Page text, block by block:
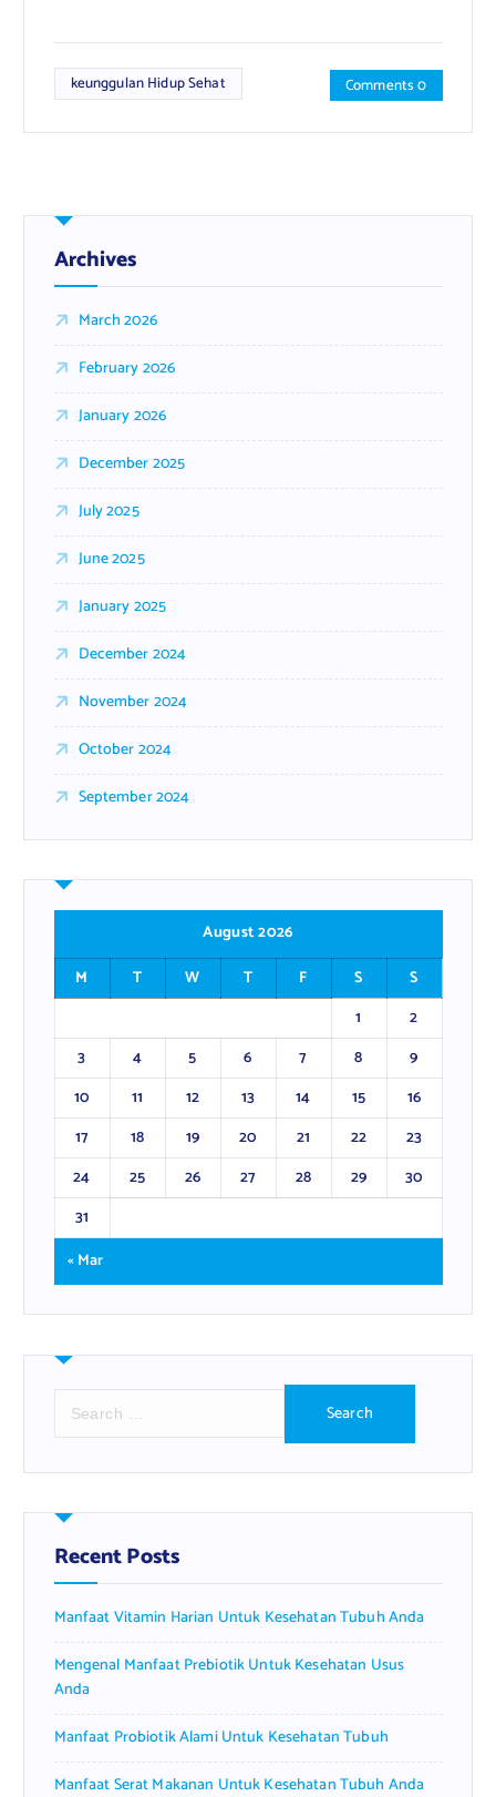
keunggulan Hidup Sehat Comments 0
Archives
March 2026
February 2026
January 2026
December 2025
July 2025
June 2025
January 2025
December 2024
November 2024
October 2024
September 2024
August 2026
M
T W T F S
S
1
2
3
4 5 6 7 8
9
10
11 12 13 14 15
16
17
18 19 20 21 22
23
24
25 26 27 28 29
30
31
« Mar
r
h
f
o
:
Recent Posts
Manfaat Vitamin Harian Untuk Kesehatan Tubuh Anda
Mengenal Manfaat Prebiotik Untuk Kesehatan Usus
Anda
Manfaat Probiotik Alami Untuk Kesehatan Tubuh
Manfaat Serat Makanan Untuk Kesehatan Tubuh Anda